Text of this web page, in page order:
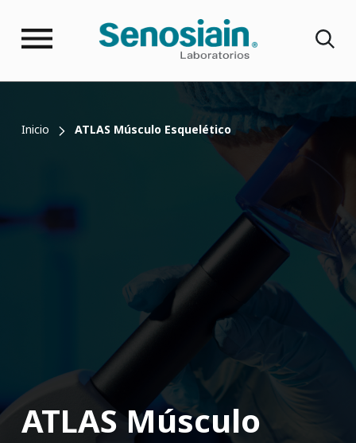
Inicio ATLAS Músculo Esquelético
ATLAS Músculo